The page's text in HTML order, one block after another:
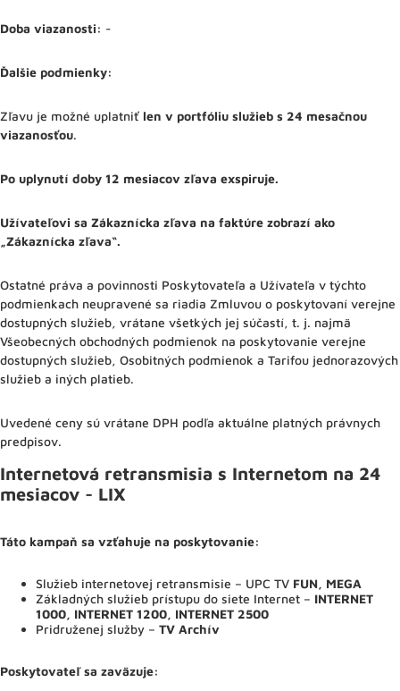
Doba viazanosti: -
Ďalšie podmienky:
Zľavu je možné uplatniť len v portfóliu služieb s 24 mesačnou
viazanosťou.
Po uplynutí doby 12 mesiacov zľava exspiruje.
Užívateľovi sa Zákaznícka zľava na faktúre zobrazí ako
„Zákaznícka zľava“.
Ostatné práva a povinnosti Poskytovateľa a Užívateľa v týchto
podmienkach neupravené sa riadia Zmluvou o poskytovaní verejne
dostupných služieb, vrátane všetkých jej súčastí, t. j. najmä
Všeobecných obchodných podmienok na poskytovanie verejne
dostupných služieb, Osobitných podmienok a Tarifou jednorazových
služieb a iných platieb.
Uvedené ceny sú vrátane DPH podľa aktuálne platných právnych
predpisov.
Internetová retransmisia s Internetom na 24
mesiacov - LIX
Táto kampaň sa vzťahuje na poskytovanie:
Služieb internetovej retransmisie – UPC TV FUN, MEGA
Základných služieb prístupu do siete Internet – INTERNET
1000, INTERNET 1200, INTERNET 2500
Pridruženej služby – TV Archív
Poskytovateľ sa zaväzuje: